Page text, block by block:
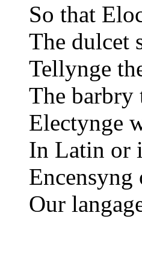
So that
The dulcet
Tellynge
The barbry
Electynge
In Latin or
Encensyng
Our